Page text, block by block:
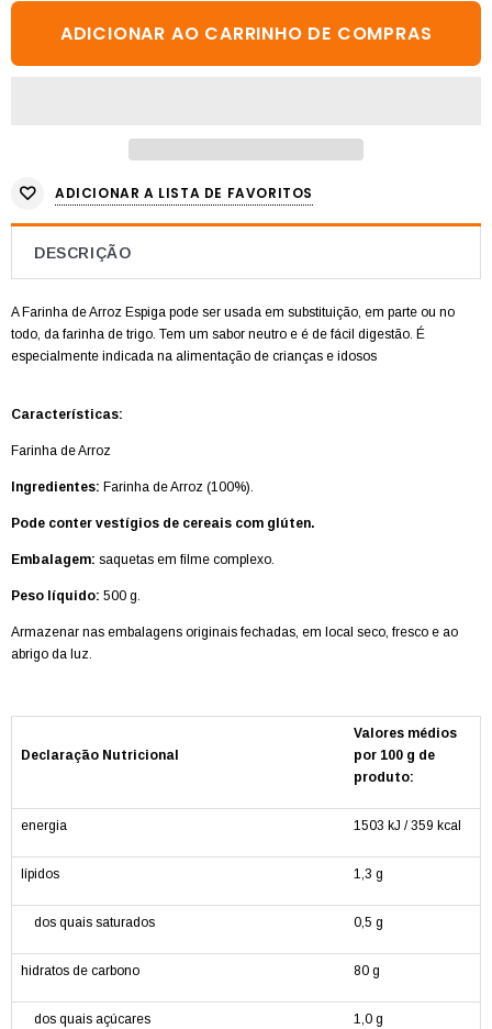
ADICIONAR A LISTA DE FAVORITOS
DESCRIÇÃO
A Farinha de Arroz Espiga pode ser usada em substituição, em parte ou no
todo, da farinha de trigo. Tem um sabor neutro e é de fácil digestão. É
especialmente indicada na alimentação de crianças e idosos
Características:
Farinha de Arroz
Ingredientes: Farinha de Arroz (100%).
Pode conter vestígios de cereais com glúten.
Embalagem: saquetas em filme complexo.
Peso líquido: 500 g.
Armazenar nas embalagens originais fechadas, em local seco, fresco e ao
abrigo da luz.
Declaração Nutricional
Valores médios
por 100 g de
produto:
energia 1503 kJ / 359 kcal
lípidos 1,3 g
dos quais saturados 0,5 g
hidratos de carbono 80 g
dos quais açúcares 1,0 g